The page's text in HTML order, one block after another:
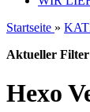
Startseite »
Aktueller Filter
Hexo